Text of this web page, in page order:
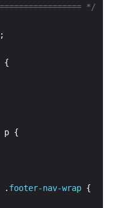
*/
. footer-nav-wrap